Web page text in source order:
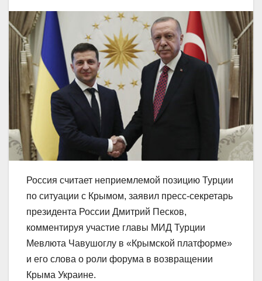
Россия считает неприемлемой позицию Турции
по ситуации с Крымом, заявил пресс-секретарь
президента России Дмитрий Песков,
комментируя участие главы МИД Турции
Мевлюта Чавушоглу в «Крымской платформе»
и его слова о роли форума в возвращении
Крыма Украине.